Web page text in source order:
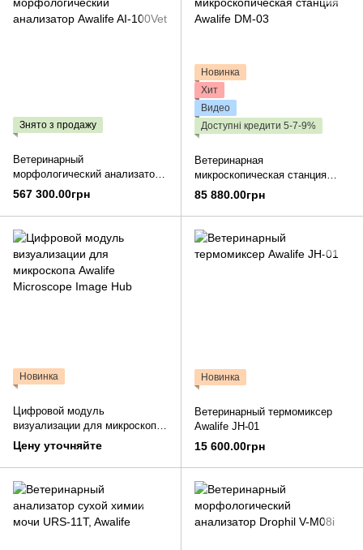
Знято з продажу
Ветеринарный
морфологический анализатор
Awalife AI-100Vet
567 300.00грн
Новинка
Хит
Видео
Доступні кредити 5-7-9%
Ветеринарная
микроскопическая станция
Awalife DM-03
85 880.00грн
Новинка
Цифровой модуль
визуализации для микроскопа
Awalife Microscope Image Hub
Цену уточняйте
Новинка
Ветеринарный термомиксер
Awalife JH-01
15 600.00грн